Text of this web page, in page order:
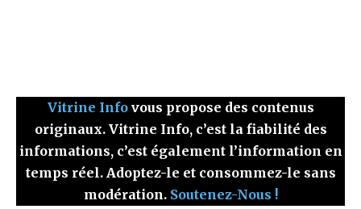
Vitrine Infovous propose des contenus
originaux. Vitrine Info, c’est la fiabilité des
informations, c’est également l’information en
temps réel. Adoptez-le et consommez-le sans
modération. Soutenez-Nous !